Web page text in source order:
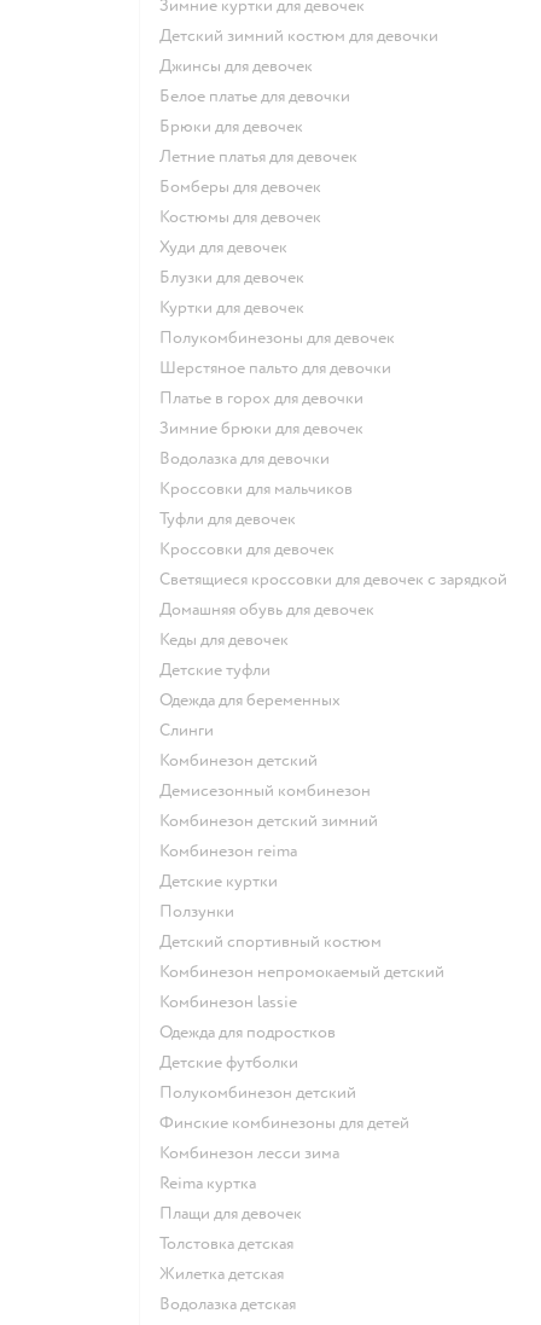
Зимние куртки для девочек
Детский зимний костюм для девочки
Джинсы для девочек
Белое платье для девочки
Брюки для девочек
Летние платья для девочек
Бомберы для девочек
Костюмы для девочек
Худи для девочек
Блузки для девочек
Куртки для девочек
Полукомбинезоны для девочек
Шерстяное пальто для девочки
Платье в горох для девочки
Зимние брюки для девочек
Водолазка для девочки
Кроссовки для мальчиков
Туфли для девочек
Кроссовки для девочек
Светящиеся кроссовки для девочек с зарядкой
Домашняя обувь для девочек
Кеды для девочек
Детские туфли
Одежда для беременных
Слинги
Комбинезон детский
Демисезонный комбинезон
Комбинезон детский зимний
Комбинезон reima
Детские куртки
Ползунки
Детский спортивный костюм
Комбинезон непромокаемый детский
Комбинезон lassie
Одежда для подростков
Детские футболки
Полукомбинезон детский
Финские комбинезоны для детей
Комбинезон лесси зима
Reima куртка
Плащи для девочек
Толстовка детская
Жилетка детская
Водолазка детская